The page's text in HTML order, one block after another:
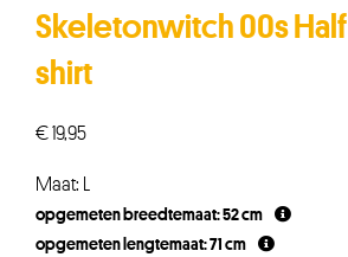
Skeletonwitch 00s
shirt
€19,95
Maat: L
opgemeten breedtemaat: 52 cm
opgemeten lengtemaat: 71 cm